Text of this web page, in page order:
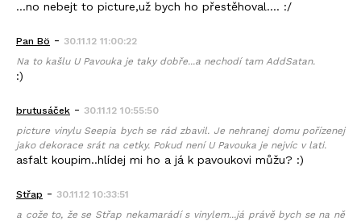
...no nebejt to picture,už bych ho přestěhoval.... :/
Pan Bö - 30.11.12 11:00:22
Na to kašlu U Pavouka je taky dobře...a nechodí tam AddSatan.
:)
brutusáček - 30.11.12 10:55:50
picture vinylu Seepia bych se rád zbavil. Je nehranej domu pořízenej
jako dekorace srát na cetky. Pokud není U Pavouka je nejvíc v lati.
asfalt koupim..hlídej mi ho a já k pavoukovi můžu? :)
Střap - 30.11.12 10:33:51
a cože to, že se Střap nekamarádí s vinylem...já právě bych se na ně